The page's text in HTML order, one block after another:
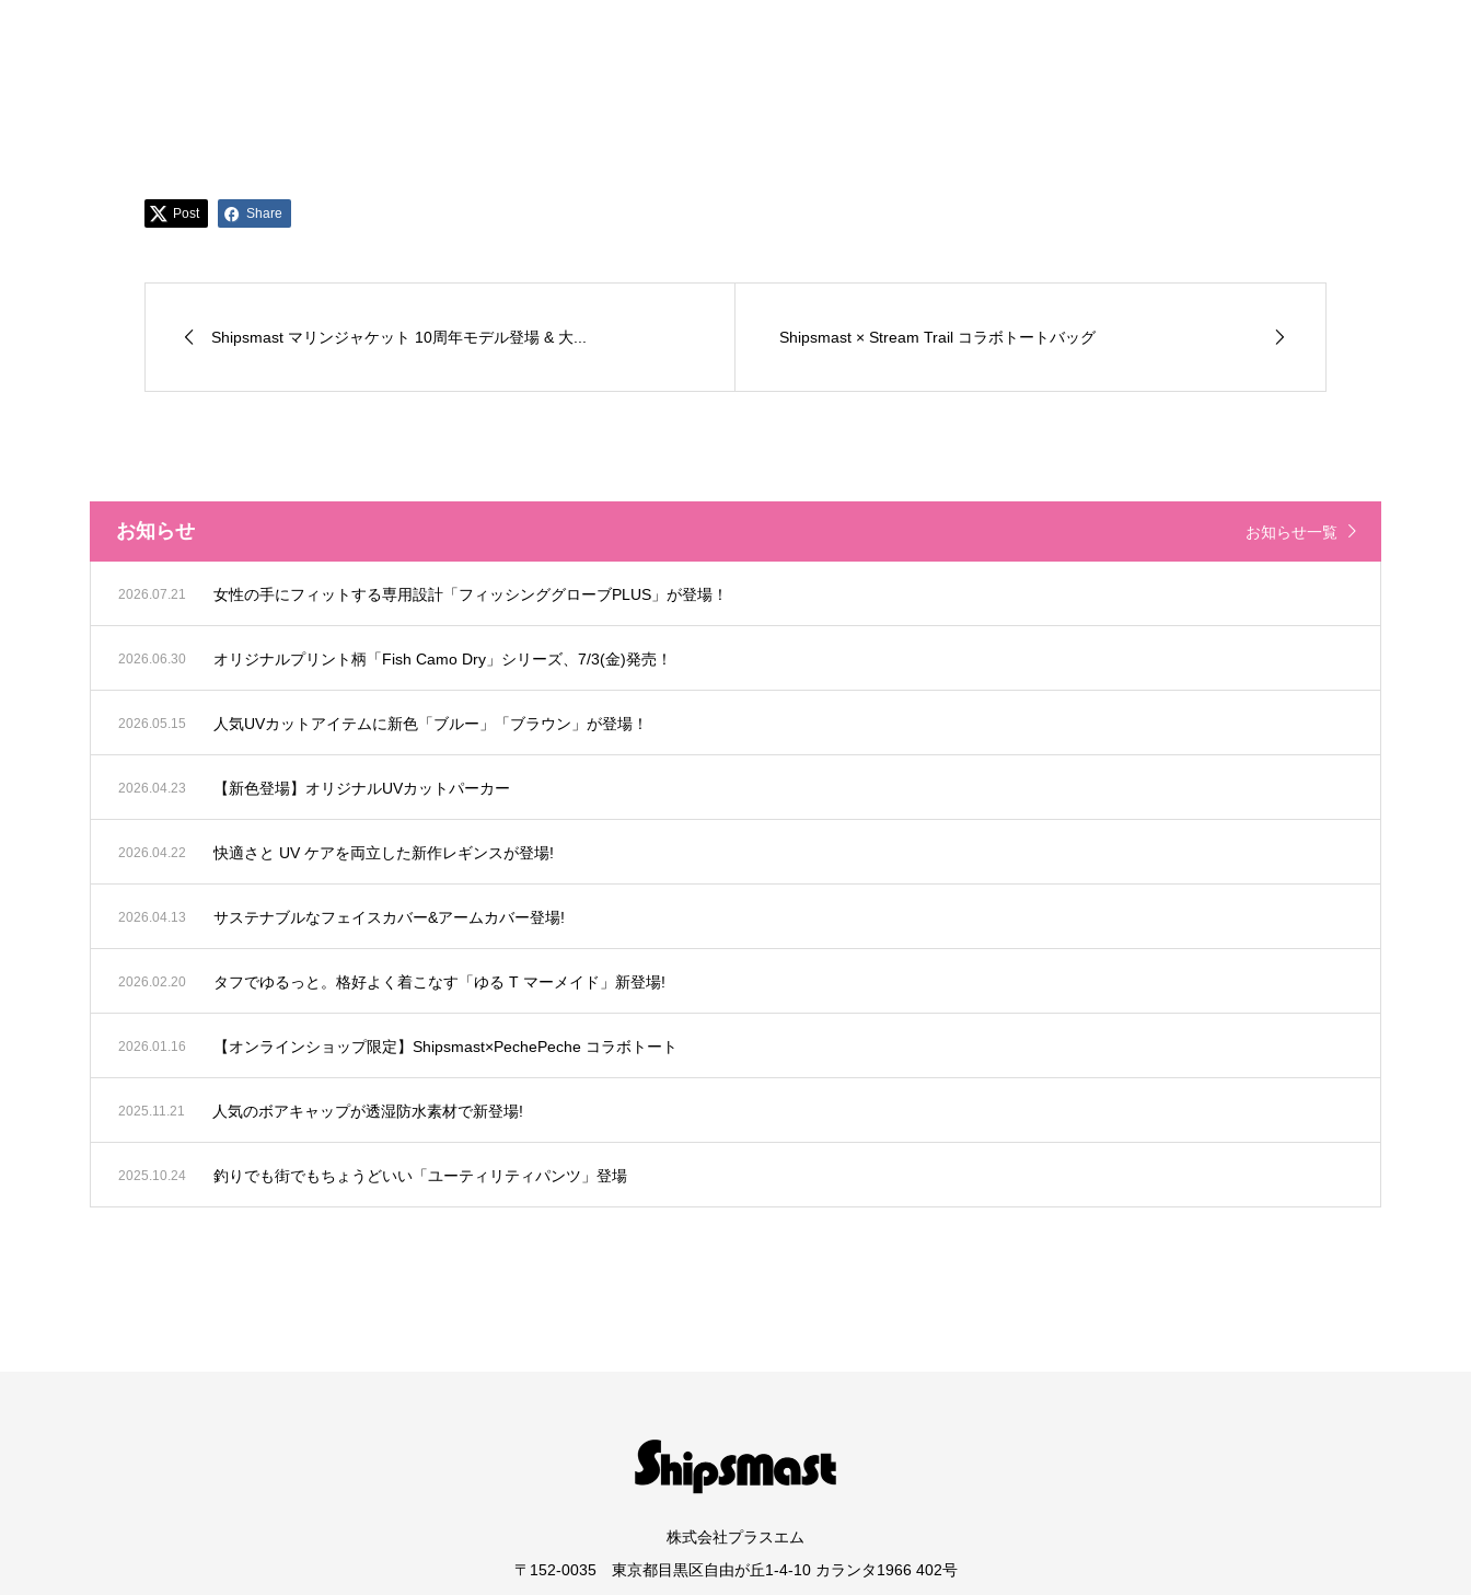
Post Share
Shipsmast マリンジャケット 10周年モデル登場 & 大... Shipsmast × Stream Trail コラボトートバッグ
お知らせ お知らせ一覧
2026.07.21 女性の手にフィットする専用設計「フィッシンググローブPLUS」が登場！
2026.06.30 オリジナルプリント柄「Fish Camo Dry」シリーズ、7/3(金)発売！
2026.05.15 人気UVカットアイテムに新色「ブルー」「ブラウン」が登場！
2026.04.23 【新色登場】オリジナルUVカットパーカー
2026.04.22 快適さと UV ケアを両立した新作レギンスが登場!
2026.04.13 サステナブルなフェイスカバー&アームカバー登場!
2026.02.20 タフでゆるっと。格好よく着こなす「ゆる T マーメイド」新登場!
2026.01.16 【オンラインショップ限定】Shipsmast×PechePeche コラボトート
2025.11.21 人気のボアキャップが透湿防水素材で新登場!
2025.10.24 釣りでも街でもちょうどいい「ユーティリティパンツ」登場
株式会社プラスエム
〒152-0035 東京都目黒区自由が丘1-4-10 カランタ1966 402号